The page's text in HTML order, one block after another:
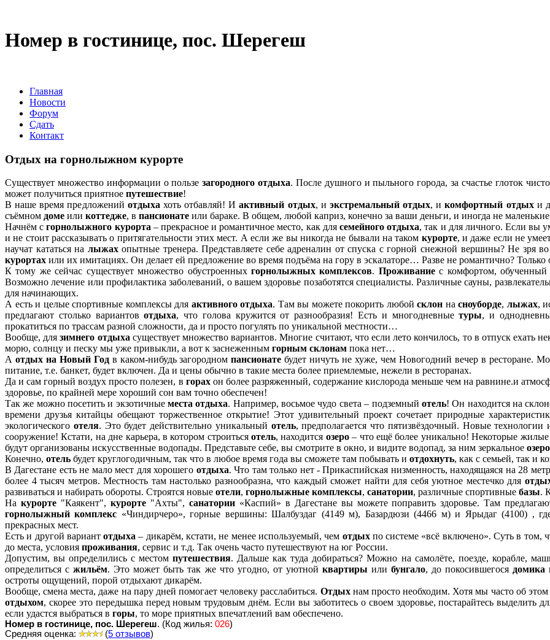
Номер в гостинице, пос. Шерегеш
Главная
Новости
Форум
Сдать
Контакт
Отдых на горнолыжном курорте
Существует множество информации о пользезагородного отдыха. После душного и пыльного города, за счастье глоток
может получиться приятное путешествие!
В наше время предложений отдыха хоть отбавляй! Иактивный отдых, и экстремальный отдых, икомфортный отдыхи
съёмном доме или коттедже, в пансионате или бараке. В общем, любой каприз, конечно за ваши деньги, и иногда не
Начнём сгорнолыжного курорта – прекрасное и романтичное место, как для семейного отдыха, так и для личного. Если вы
и не стоит рассказывать о притягательности этих мест. А если же вы никогда не бывали на таком курорте, и даже если не
научат кататься на лыжахопытные тренера. Представляете себе адреналин от спуска с горной снежной вершины? Не
курортах или их имитациях. Он делает ей предложение во время подъёма на гору в эскалаторе… Разве не романтично? Только
К тому же сейчас существует множество обустроенных горнолыжных комплексов. Проживаниес комфортом, обученный
Возможно лечение или профилактика заболеваний, о вашем здоровье позаботятся специалисты. Различные сауны,
для начинающих.
А есть и целые спортивные комплексы для активного отдыха. Там вы можете покорить любойсклон насноуборде, лыжах,
предлагают столько вариантовотдыха, что голова кружится от разнообразия! Есть и многодневныетуры, и
прокатиться по трассам разной сложности, да и просто погулять по уникальной местности…
Вообще, длязимнего отдыха существует множество вариантов. Многие считают, что если лето кончилось, то в отпуск ехать
морю, солнцу и песку мы уже привыкли, а вот к заснеженным горным склонам пока нет…
А отдых на Новый Годв каком-нибудь загородномпансионате будет ничуть не хуже, чем Новогодний вечер в ресторане.
питание, т.е. банкет, будет включен. Да и цены обычно в такие места более приемлемые, нежели в ресторанах.
Да и сам горный воздух просто полезен, в горахон более разряженный, содержание кислорода меньше чем на равнине.и
здоровье, по крайней мере хороший сон вам точно обеспечен!
Так же можно посетить и экзотичныеместа отдыха. Например, восьмое чудо света – подземный отель! Он находится на
времени друзья китайцы обещают торжественное открытие! Этот удивительный проект сочетает природные
экологического отеля. Это будет действительно уникальный отель, предполагается что пятизвёздочный. Новые
сооружение! Кстати, на дне карьера, в котором строитьсяотель, находится озеро– что ещё более уникально! Некоторые
будут организованы искусственные водопады. Представьте себе, вы смотрите в окно, и видите водопад, за ним зеркальное озеро
Конечно, отель будет круглогодичным, так что в любое время года вы сможете там побывать и отдохнуть, как с семьей, так и
В Дагестане есть не мало мест для хорошего отдыха. Что там только нет - Прикаспийская низменность, находящаяся на 28
более 4 тысяч метров. Местность там настолько разнообразна, что каждый сможет найти для себя уютное местечко для
развиваться и набирать обороты. Строятся новые отели, горнолыжные комплексы, санатории, различные спортивные базы.
На курорте"Каякент", курорте"Ахты", санатории«Каспий» в Дагестане вы можете поправить здоровье. Там
горнолыжный комплекс «Чиндирчеро», горные вершины: Шалбуздаг (4149 м), Базардюзи (4466 м) и Ярыдаг (4100) ,
прекрасных мест.
Есть и другой вариантотдыха – дикарём, кстати, не менее используемый, чем отдыхпо системе «всё включено». Суть в том,
до места, условия проживания, сервис и т.д. Так очень часто путешествуют на юг России.
Допустим, вы определились с местомпутешествия. Дальше как туда добираться? Можно на самолёте, поезде, корабле,
определиться сжильём. Это может быть так же что угодно, от уютной квартиры илибунгало, до покосившегося домика
остроты ощущений, порой отдыхают дикарём.
Вообще, смена места, даже на пару дней помогает человеку расслабиться. Отдыхнам просто необходим. Хотя мы часто об
отдыхом, скорее это передышка перед новым трудовым днём. Если вы заботитесь о своем здоровье, постарайтесь выделить
если удастся выбраться в горы, то море приятных впечатлений вам обеспечено.
Номер в гостинице, пос. Шерегеш. (Код жилья: 026)
Средняя оценка:
(5 отзывов)